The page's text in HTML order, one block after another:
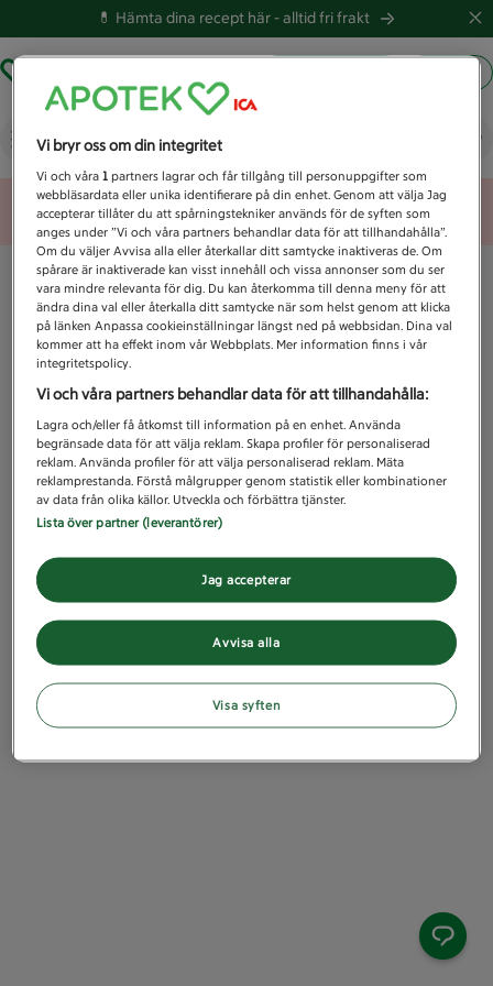
💊 Hämta dina recept här -alltid fri frakt
Vad letar du efter idag?
Unknown error
Vi bryr oss om din integritet
Vi och våra1 partners lagrar och får tillgång till personuppgifter som
webbläsardata eller unika identifierare på din enhet. Genom att välja Jag
accepterar tillåter du att spårningstekniker används för de syften som
anges under ”Vi och våra partners behandlar data för att tillhandahålla”.
Om du väljer Avvisa alla eller återkallar ditt samtycke inaktiveras de. Om
spårare är inaktiverade kan visst innehåll och vissa annonser som du ser
vara mindre relevanta för dig. Du kan återkomma till denna meny för att
ändra dina val eller återkalla ditt samtycke när som helst genom att klicka
på länken Anpassa cookieinställningar längst ned på webbsidan. Dina val
kommer att ha effekt inom vår Webbplats. Mer information finns i vår
integritetspolicy.
Vi och våra partners behandlar data för att tillhandahålla:
Lagra och/eller få åtkomst till information på en enhet. Använda
begränsade data för att välja reklam. Skapa profiler för personaliserad
reklam. Använda profiler för att välja personaliserad reklam. Mäta
reklamprestanda. Förstå målgrupper genom statistik eller kombinationer
av data från olika källor. Utveckla och förbättra tjänster.
Lista över partner (leverantörer)
Avvisa alla
Jag accepterar
Visa syften